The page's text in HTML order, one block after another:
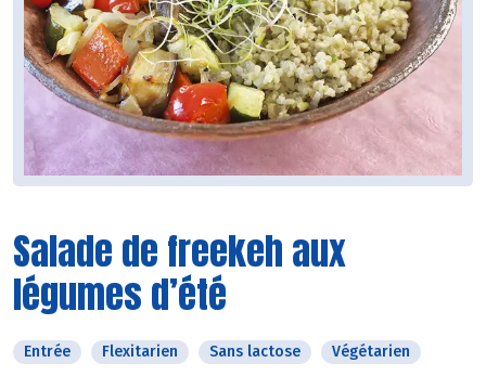
Salade de freekeh aux
légumes d’été
Entrée Flexitarien Sans lactose Végétarien